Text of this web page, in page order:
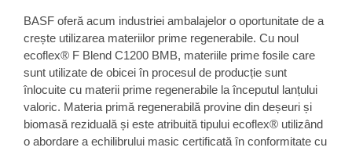
BASF oferă acum industriei ambalajelor o oportunitate de a
crește utilizarea materiilor prime regenerabile. Cu noul
ecoflex® F Blend C1200 BMB, materiile prime fosile care
sunt utilizate de obicei în procesul de producție sunt
înlocuite cu materii prime regenerabile la începutul lanțului
valoric. Materia primă regenerabilă provine din deșeuri și
biomasă reziduală și este atribuită tipului ecoflex® utilizând
o abordare a echilibrului masic certificată în conformitate cu